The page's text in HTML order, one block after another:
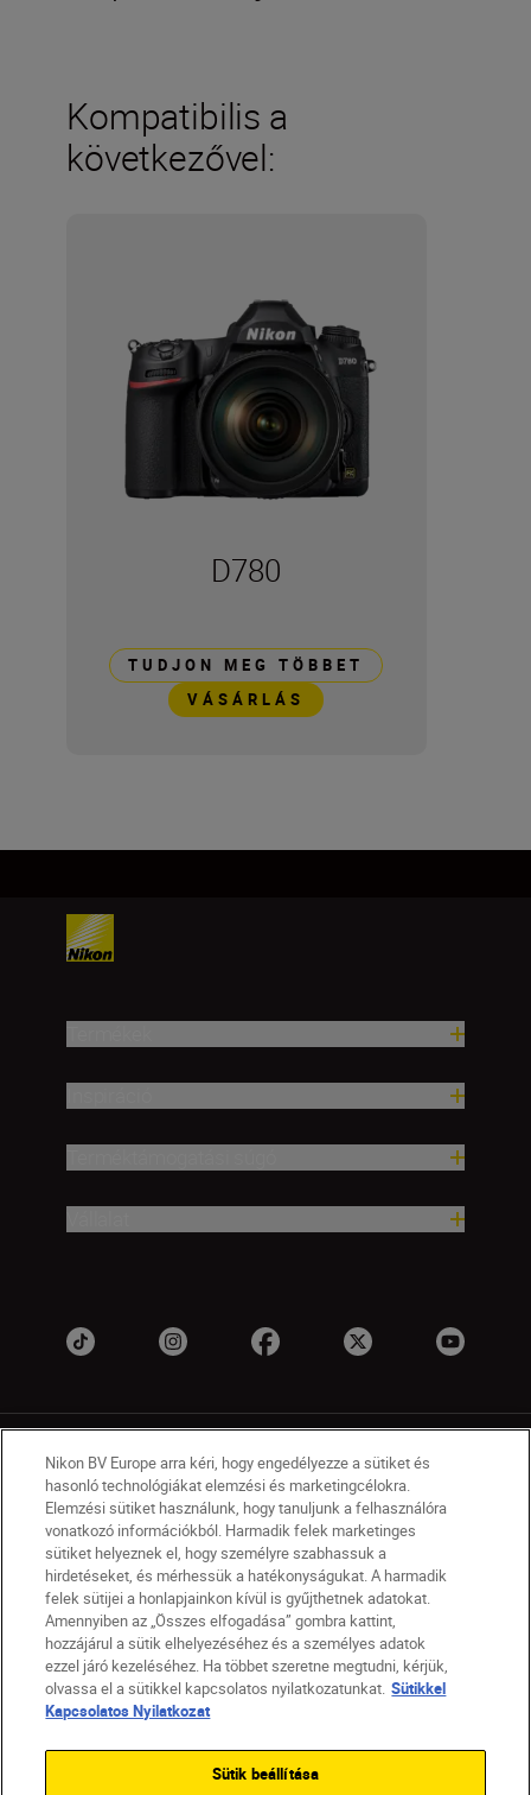
Kompatibilis a
következővel:
D780
TUDJON MEG TÖBBET
VÁSÁRLÁS
HU Nikon Sites
Lépjen kapcsolatba velünk
Adatvédelmi nyilatkozat
Jogi nyilatkozat
Nikon Store szerződési feltételek
Sütikkel kapcsolatos nyilatkozat
Akadálymentesség
Sütikre vonatkozó beállítások
© 2026 Nikon
Nikon BV Europe arra kéri, hogy engedélyezze a sütiket és
hasonló technológiákat elemzési és marketingcélokra.
Elemzési sütiket használunk, hogy tanuljunk a felhasználóra
vonatkozó információkból. Harmadik felek marketinges
sütiket helyeznek el, hogy személyre szabhassuk a
hirdetéseket, és mérhessük a hatékonyságukat. A harmadik
felek sütijei a honlapjainkon kívül is gyűjthetnek adatokat.
Amennyiben az „Összes elfogadása” gombra kattint,
hozzájárul a sütik elhelyezéséhez és a személyes adatok
ezzel járó kezeléséhez. Ha többet szeretne megtudni, kérjük,
olvassa el a sütikkel kapcsolatos nyilatkozatunkat. Sütikkel
Kapcsolatos Nyilatkozat
Sütik beállítása